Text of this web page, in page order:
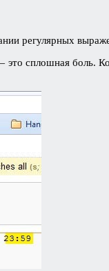
регулярных
сплошная боль.